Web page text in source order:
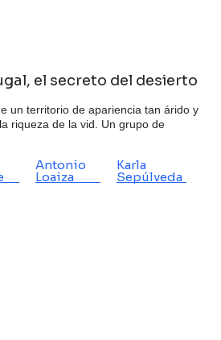
el secreto del desierto
un territorio de apariencia tan árido y
riqueza de la vid. Un grupo de
Antonio
Loaiza
Karla
Sepúlveda